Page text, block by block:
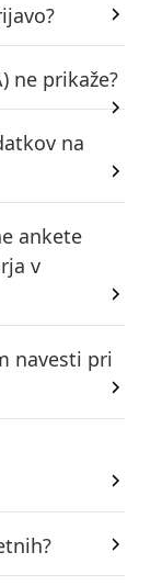
ne prikaže?
na
ankete
v
navesti pri